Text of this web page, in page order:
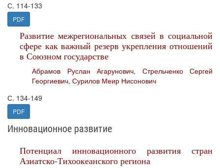
С. 114-133
PDF
Развитие межрегиональных связей в социальной
сфере как важный резерв укрепления отношений
в Союзном государстве
Абрамов Руслан Агарунович, Стрельченко Сергей
Георгиевич, Сурилов Меир Нисонович
С. 134-149
PDF
Инновационное развитие
Потенциал инновационного развития стран
Азиатско-Тихоокеанского региона